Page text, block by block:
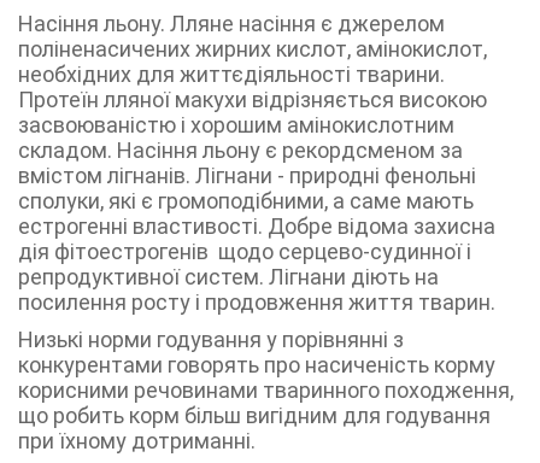
Насіння льону. Лляне насіння є джерелом
поліненасичених жирних кислот, амінокислот,
необхідних для життєдіяльності тварини.
Протеїн лляної макухи відрізняється високою
засвоюваністю і хорошим амінокислотним
складом. Насіння льону є рекордсменом за
вмістом лігнанів. Лігнани - природні фенольні
сполуки, які є громоподібними, а саме мають
естрогенні властивості. Добре відома захисна
дія фітоестрогенів щодо серцево-судинної і
репродуктивної систем. Лігнани діють на
посилення росту і продовження життя тварин.
Низькі норми годування у порівнянні з
конкурентами говорять про насиченість корму
корисними речовинами тваринного походження,
що робить корм більш вигідним для годування
при їхному дотриманні.